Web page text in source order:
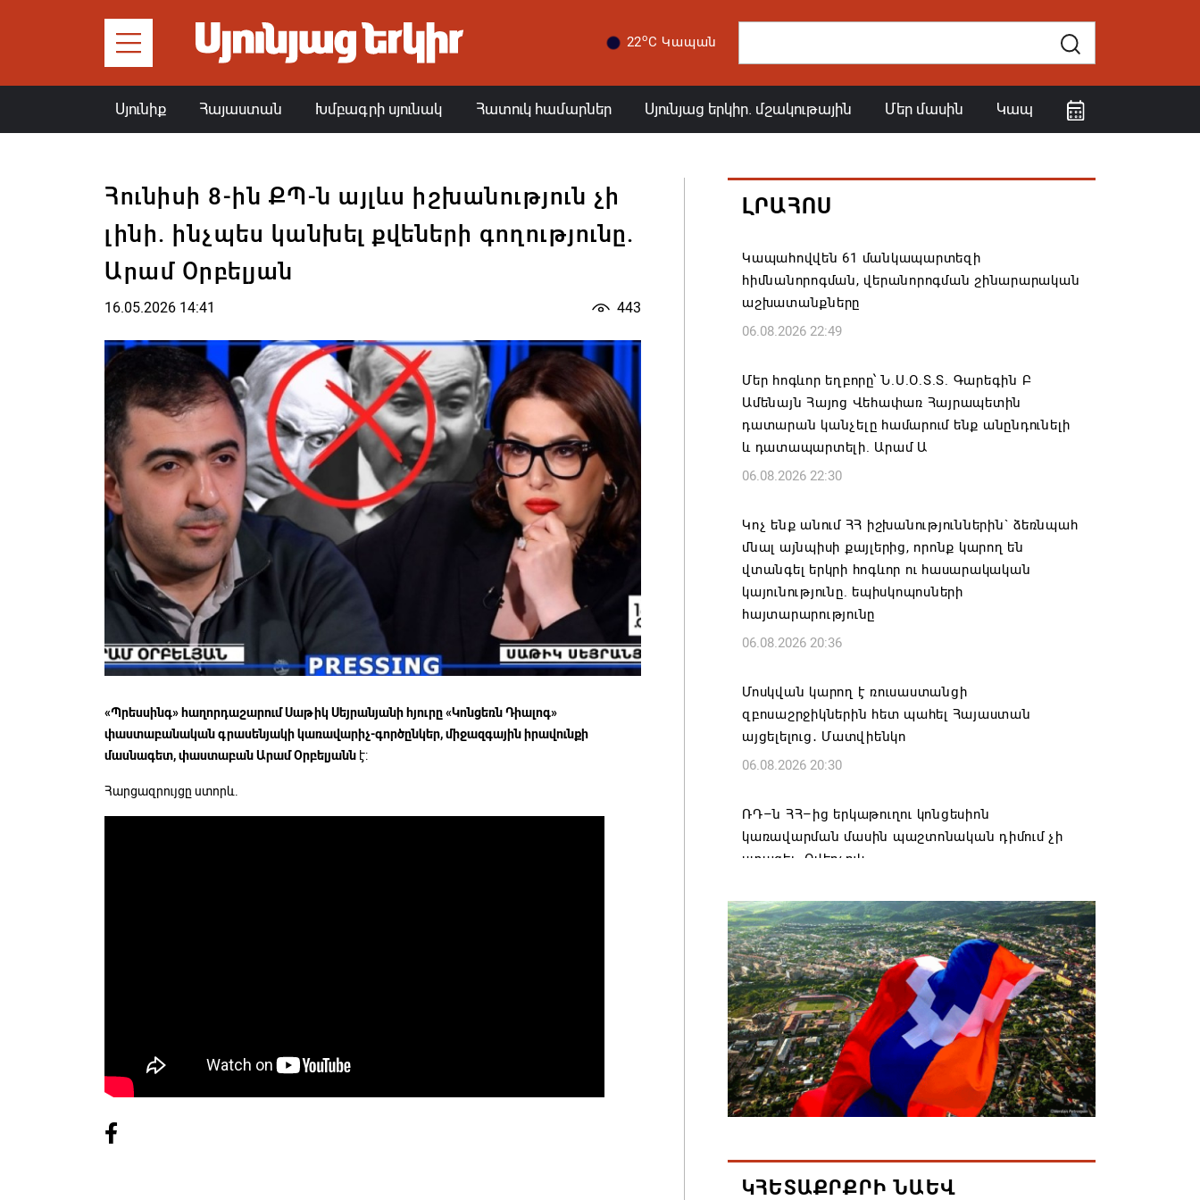
22oC Կապան
Սյունիք Հայաստան Խմբագրի սյունակ Հատուկ համարներ Սյունյաց երկիր. մշակութային Մեր մասին Կապ
Հունիսի 8-ին ՔՊ-ն այլևս իշխանություն չի
լինի. ինչպես կանխել քվեների գողությունը.
Արամ Օրբելյան
16.05.2026 14:41 443
«Պրեսսինգ» հաղորդաշարում Սաթիկ Սեյրանյանի հյուրը«Կոնցեռն Դիալոգ»
փաստաբանական գրասենյակի կառավարիչ-գործընկեր, միջազգային իրավունքի
մասնագետ, փաստաբան Արամ Օրբելյանն է:
Հարցազրույցը ստորև.
ԼՐԱՀՈՍ
Կապահովվեն 61 մանկապարտեզի
հիմնանորոգման, վերանորոգման շինարարական
աշխատանքները
06.08.2026 22:49
Մեր հոգևոր եղբորը՝ Ն.Ս.Օ.Տ.Տ. Գարեգին Բ
Ամենայն Հայոց Վեհափառ Հայրապետին
դատարան կանչելը համարում ենք անընդունելի
և դատապարտելի. Արամ Ա
06.08.2026 22:30
Կոչ ենք անում ՀՀ իշխանություններին` ձեռնպահ
մնալ այնպիսի քայլերից, որոնք կարող են
վտանգել երկրի հոգևոր ու հասարակական
կայունությունը. եպիսկոպոսների
հայտարարությունը
06.08.2026 20:36
Մոսկվան կարող է ռուսաստանցի
զբոսաշրջիկներին հետ պահել Հայաստան
այցելելուց․ Մատվիենկո
06.08.2026 20:30
ՌԴ–ն ՀՀ–ից երկաթուղու կոնցեսիոն
կառավարման մասին պաշտոնական դիմում չի
ստացել. Օվերչուկ
Հայաստանյայց Առաքելական Եկեղեցու
առաջնորդը կկանգնի դատարանի առջև՝
կառավարության հետ խորացող
հակամարտության պատճառով․ Reuters-ի
արձագանքը
06.08.2026 18:41
Ռուսաստանից Ադրբեջանի տարածքով
06.08.2026 17:52
ԿՀԵՏԱՔՐՔՐԻ ՆԱԵՎ